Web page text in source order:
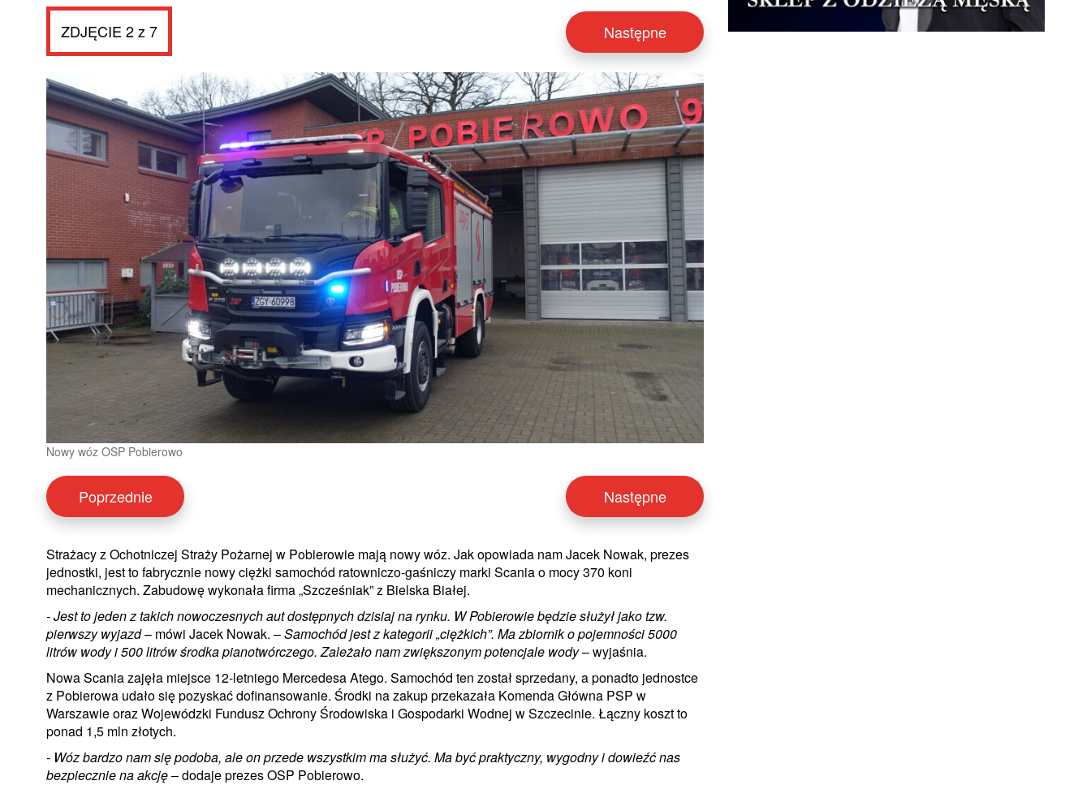
ZDJĘCIE 2 z 7 Następne
Nowy wóz OSP Pobierowo
Poprzednie Następne
Strażacy z Ochotniczej Straży Pożarnej w Pobierowie mają nowy wóz. Jak opowiada nam Jacek Nowak, prezes
jednostki, jest to fabrycznie nowy ciężki samochód ratowniczo-gaśniczy marki Scania o mocy 370 koni
mechanicznych. Zabudowę wykonała firma „Szcześniak” z Bielska Białej.
- Jest to jeden z takich nowoczesnych aut dostępnych dzisiaj na rynku. W Pobierowie będzie służył jako tzw.
pierwszy wyjazd– mówi Jacek Nowak. –Samochód jest z kategorii „ciężkich”. Ma zbiornik o pojemności 5000
litrów wody i 500 litrów środka pianotwórczego. Zależało nam zwiększonym potencjale wody– wyjaśnia.
Nowa Scania zajęła miejsce 12-letniego Mercedesa Atego. Samochód ten został sprzedany, a ponadto jednostce
z Pobierowa udało się pozyskać dofinansowanie. Środki na zakup przekazała Komenda Główna PSP w
Warszawie oraz Wojewódzki Fundusz Ochrony Środowiska i Gospodarki Wodnej w Szczecinie. Łączny koszt to
ponad 1,5 mln złotych.
- Wóz bardzo nam się podoba, ale on przede wszystkim ma służyć. Ma być praktyczny, wygodny i dowieźć nas
bezpiecznie na akcję– dodaje prezes OSP Pobierowo.